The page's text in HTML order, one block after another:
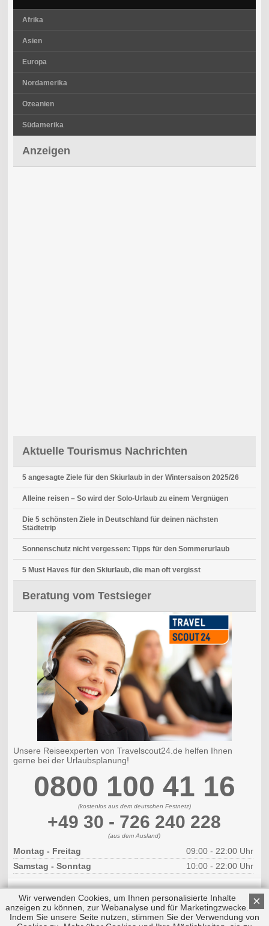
Afrika
Asien
Europa
Nordamerika
Ozeanien
Südamerika
Anzeigen
Aktuelle Tourismus Nachrichten
5 angesagte Ziele für den Skiurlaub in der Wintersaison 2025/26
Alleine reisen – So wird der Solo-Urlaub zu einem Vergnügen
Die 5 schönsten Ziele in Deutschland für deinen nächsten
Städtetrip
Sonnenschutz nicht vergessen: Tipps für den Sommerurlaub
5 Must Haves für den Skiurlaub, die man oft vergisst
Beratung vom Testsieger
Unsere Reiseexperten von Travelscout24.de helfen Ihnen
gerne bei der Urlaubsplanung!
0800 100 41 16
(kostenlos aus dem deutschen Festnetz)
+49 30 - 726 240 228
(aus dem Ausland)
Montag - Freitag
09:00 - 22:00 Uhr
Samstag - Sonntag
10:00 - 22:00 Uhr
×
Wir verwenden Cookies, um Ihnen personalisierte Inhalte
anzeigen zu können, zur Webanalyse und für Marketingzwecke.
Indem Sie unsere Seite nutzen, stimmen Sie der Verwendung von